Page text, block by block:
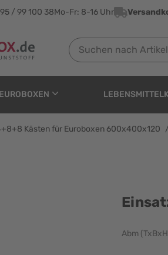
/ 99 100 38Mo-Fr: 8-16 Uhr
Suchen nach
EUROBOXEN
Kästen für Euroboxen 600x400x120 /
Set
Abm